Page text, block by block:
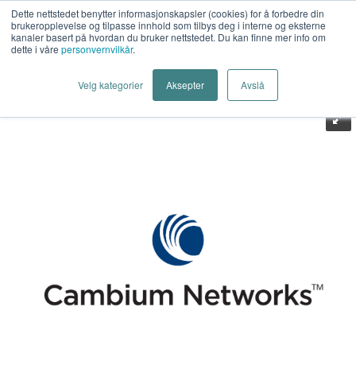
Dette nettstedet benytter informasjonskapsler (cookies) for å forbedre din
brukeropplevelse og tilpasse innhold som tilbys deg i interne og eksterne
kanaler basert på hvordan du bruker nettstedet. Du kan finne mer info om
dette i våre personvernvilkår.
Velg kategorier Aksepter Avslå
Last Mile AS>Trådløst Radio > Tilbehør >